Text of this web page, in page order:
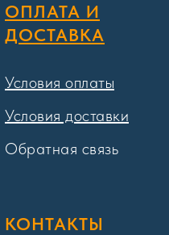
ОПЛАТА И
ДОСТАВКА
Условия оплаты
Условия доставки
Обратная связь
КОНТАКТЫ